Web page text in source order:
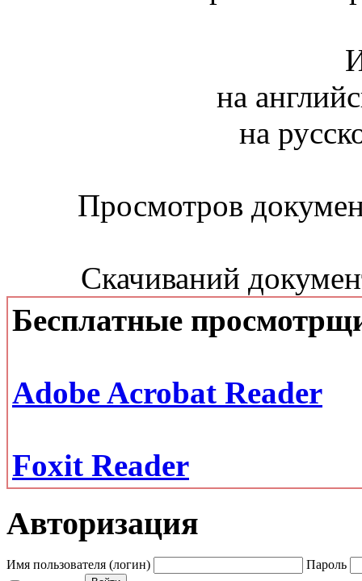
на
на
Просмотров
Скачиваний
Бесплатные
Adobe Acrobat Reader
Foxit Reader
Авторизация
Имя пользователя (логин) Пароль